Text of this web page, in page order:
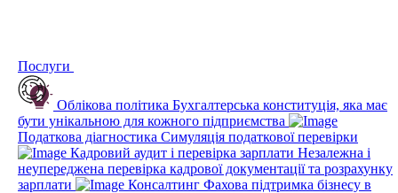
Послуги
Облікова політика Бухгалтерська конституція, яка має
бути унікальною для кожного підприємства
Податкова діагностика Симуляція податкової перевірки
Кадровий аудит і перевірка зарплати Незалежна і
неупереджена перевірка кадрової документації та розрахунку
зарплати
Консалтинг Фахова підтримка бізнесу в